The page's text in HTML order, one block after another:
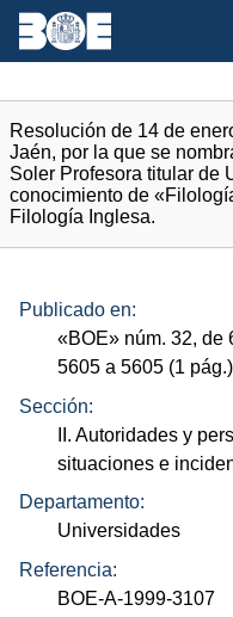
Resolución de 14 de
Jaén, por la que se
Soler Profesora titular de
conocimiento de
Filología Inglesa.
Publicado en:
«BOE» núm. 32, de
5605 a 5605 (1 pág.)
Sección:
II. Autoridades y
situaciones e
Departamento:
Universidades
Referencia:
BOE-A-1999-3107